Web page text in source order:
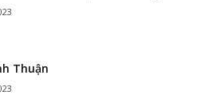
Thuận